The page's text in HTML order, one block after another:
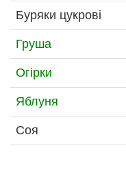
Буряки цукрові
Груша
Огірки
Яблуня
Соя